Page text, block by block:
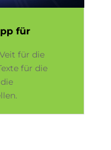
für
für die
für die